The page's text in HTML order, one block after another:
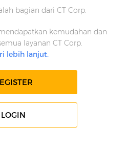
bagian dari CT Corp.
kemudahan dan
layanan CT Corp.
lebih lanjut.
LOGIN